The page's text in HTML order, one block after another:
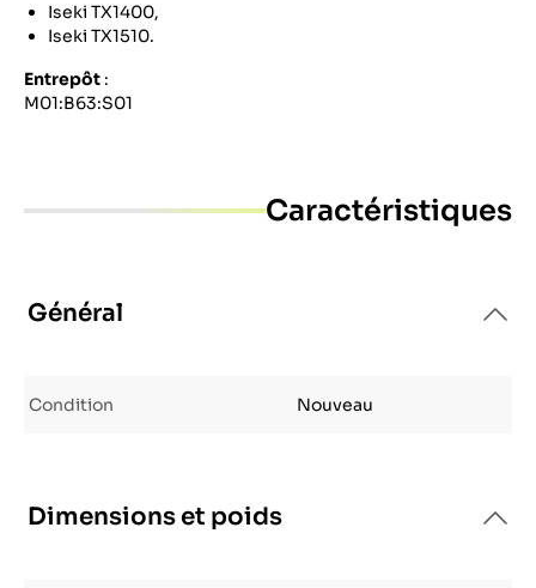
Iseki TX1400,
Iseki TX1510.
Entrepôt :
M01:B63:S01
Caractéristiques
Général
Condition Nouveau
Dimensions et poids